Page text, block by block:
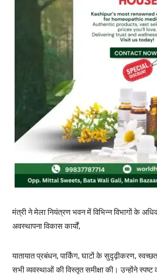
मंत्री ने मेला नियंत्रण भवन में विभिन्न विभागों के
अवस्थापना विकास कार्यों,
यातायात प्रबंधन, पार्किंग, घाटों के सुदृढ़ीकरण,
सभी व्यवस्थाओं की विस्तृत समीक्षा की। उन्होंने